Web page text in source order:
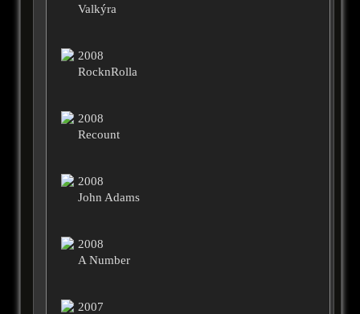
Valkýra
2008
RocknRolla
2008
Recount
2008
John Adams
2008
A Number
2007